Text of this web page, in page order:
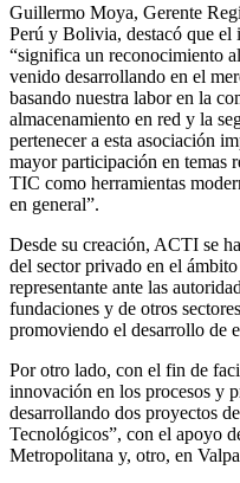
Guillermo Moya, Gerente
Perú y Bolivia, destacó que
“significa un reconocimiento
venido desarrollando en el
basando nuestra labor en la
almacenamiento en red y la
pertenecer a esta asociación
mayor participación en temas
TIC como herramientas
en general”.
Desde su creación, ACTI se
del sector privado en el
representante ante las
fundaciones y de otros
promoviendo el desarrollo de
Por otro lado, con el fin de
innovación en los procesos y
desarrollando dos proyectos
Tecnológicos”, con el apoyo
Metropolitana y, otro, en